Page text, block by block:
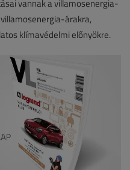
vannak a villamosenergia-
árakra,
klímavédelmi előnyökre.